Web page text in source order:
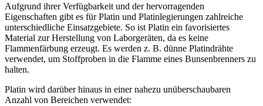
Aufgrund ihrer Verfügbarkeit und der hervorragenden
Eigenschaften gibt es für Platin und Platinlegierungen zahlreiche
unterschiedliche Einsatzgebiete. So ist Platin ein favorisiertes
Material zur Herstellung von Laborgeräten, da es keine
Flammenfärbung erzeugt. Es werden z. B. dünne Platindrähte
verwendet, um Stoffproben in die Flamme eines Bunsenbrenners zu
halten.
Platin wird darüber hinaus in einer nahezu unüberschaubaren
Anzahl von Bereichen verwendet: